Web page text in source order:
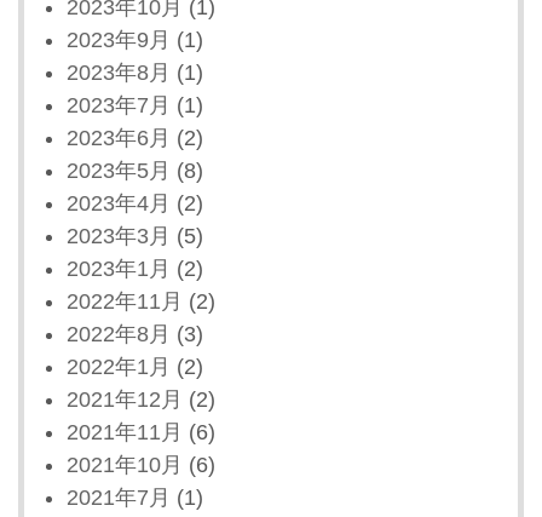
2023年10月 (1)
2023年9月 (1)
2023年8月 (1)
2023年7月 (1)
2023年6月 (2)
2023年5月 (8)
2023年4月 (2)
2023年3月 (5)
2023年1月 (2)
2022年11月 (2)
2022年8月 (3)
2022年1月 (2)
2021年12月 (2)
2021年11月 (6)
2021年10月 (6)
2021年7月 (1)